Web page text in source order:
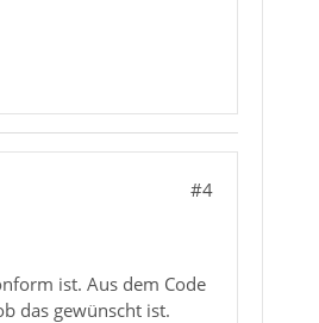
#4
ist. Aus dem Code
das gewünscht ist.